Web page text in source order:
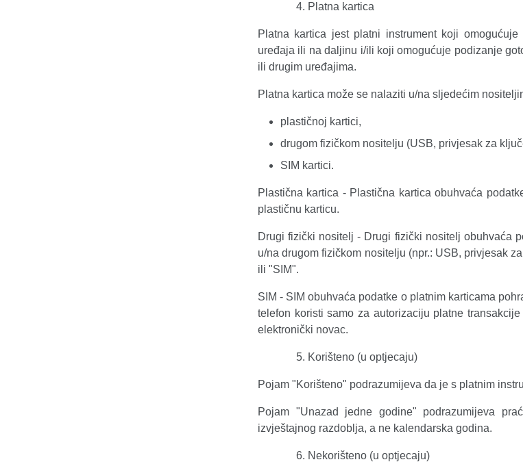
Platna kartica
Platna kartica jest platni instrument koji
uređaja ili na daljinu i/ili koji omogućuje podizanje
ili drugim uređajima.
Platna kartica može se nalaziti u/na sljedećim
plastičnoj kartici,
drugom fizičkom nositelju (USB, privjesak za
SIM kartici.
Plastična kartica - Plastična kartica obuhvaća
plastičnu karticu.
Drugi fizički nositelj - Drugi fizički nositelj obuhvaća
u/na drugom fizičkom nositelju (npr.: USB, privjesak
ili "SIM".
SIM - SIM obuhvaća podatke o platnim karticama
telefon koristi samo za autorizaciju platne
elektronički novac.
Korišteno (u optjecaju)
Pojam "Korišteno" podrazumijeva da je s platnim
Pojam "Unazad jedne godine" podrazumijeva
izvještajnog razdoblja, a ne kalendarska godina.
Nekorišteno (u optjecaju)